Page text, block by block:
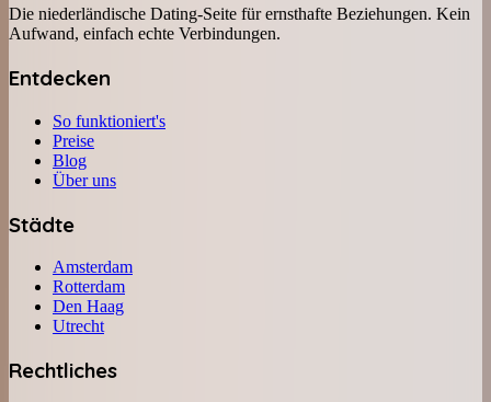
Die niederländische Dating-Seite für ernsthafte Beziehungen. Kein
Aufwand, einfach echte Verbindungen.
Entdecken
So funktioniert's
Preise
Blog
Über uns
Städte
Amsterdam
Rotterdam
Den Haag
Utrecht
Rechtliches